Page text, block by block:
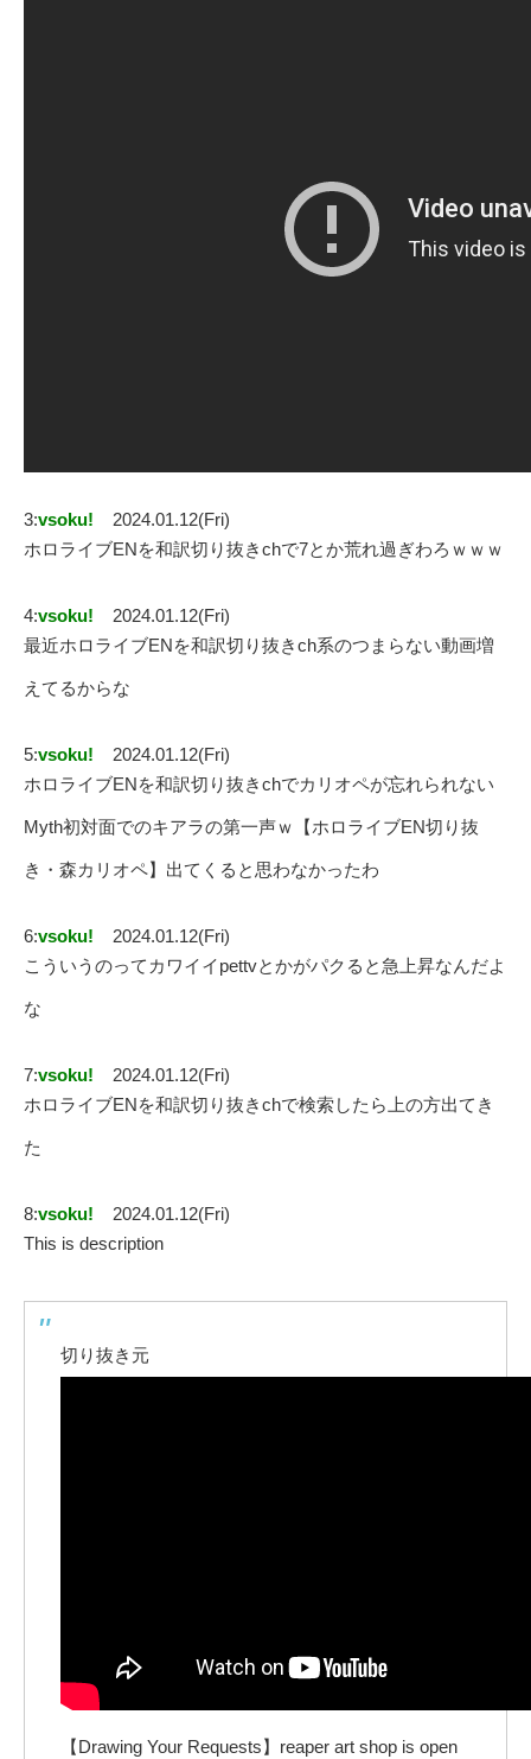
3:vsoku!
2024.01.12(Fri)
ホロライブENを和訳切り抜きchで7とか荒れ過ぎわろｗｗｗ
4:vsoku!
2024.01.12(Fri)
最近ホロライブENを和訳切り抜きch系のつまらない動画増
えてるからな
5:vsoku!
2024.01.12(Fri)
ホロライブENを和訳切り抜きchでカリオペが忘れられない
Myth初対面でのキアラの第一声ｗ【ホロライブEN切り抜
き・森カリオペ】出てくると思わなかったわ
6:vsoku!
2024.01.12(Fri)
こういうのってカワイイpettvとかがパクると急上昇なんだよ
な
7:vsoku!
2024.01.12(Fri)
ホロライブENを和訳切り抜きchで検索したら上の方出てき
た
8:vsoku!
2024.01.12(Fri)
This is description
切り抜き元
【Drawing Your Requests】reaper art shop is open